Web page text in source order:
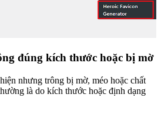
đúng kích thước hoặc bị mờ
nhưng trông bị mờ, méo hoặc chất
là do kích thước hoặc định dạng